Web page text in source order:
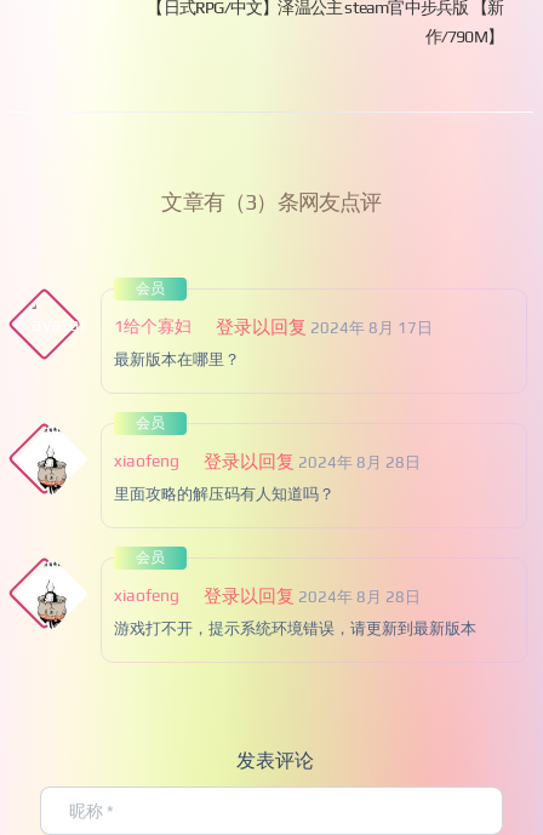
【日式RPG/中文】泽温公主 steam官中步兵版 【新
作/790M】
文章有（3）条网友点评
会员
登录以回复
1给个寡妇
2024年 8月 17日
最新版本在哪里？
会员
登录以回复
xiaofeng
2024年 8月 28日
里面攻略的解压码有人知道吗？
会员
登录以回复
xiaofeng
2024年 8月 28日
游戏打不开，提示系统环境错误，请更新到最新版本
发表评论